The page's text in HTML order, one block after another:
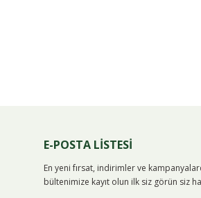
E-POSTA LİSTESİ
En yeni fırsat, indirimler ve
bültenimize kayıt olun ilk siz görün siz